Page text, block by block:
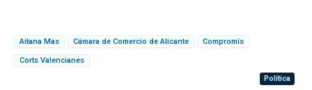
Aitana Mas Cámara de Comercio de Alicante Compromís
Corts Valencianes
Política